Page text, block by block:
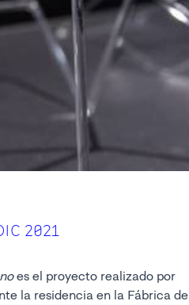
2021
es el proyecto realizado por
la residencia en la Fábrica de